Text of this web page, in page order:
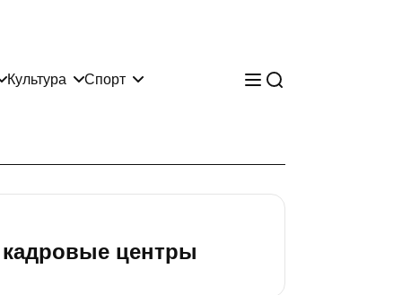
Культура Спорт
кадровые центры